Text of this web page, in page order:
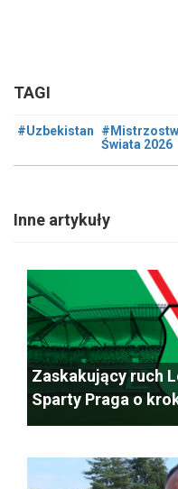
TAGI
#Uzbekistan
Świata 2026
Inne artykuły
Zaskakujący ruch
Sparty Praga o